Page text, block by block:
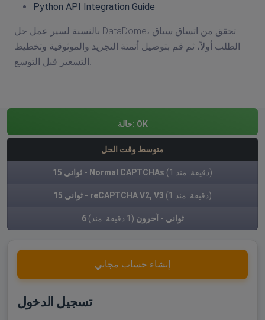
Python API Integration Guide
بالنسبة لسير عمل حل DataDome، تحقق من اتساق سياق
الطلب أولاً، ثم قم بتوصيل أتمتة التجريد والموثوقية وتخطيط
التسعير قبل التوسع.
حالة: OK
متوسط وقت الحل
15 ثواني - Normal CAPTCHAs (1 دقيقة. منذ)
15 ثواني - reCAPTCHA V2, V3 (1 دقيقة. منذ)
6 ثواني - آحرون (1 دقيقة. منذ)
إنشاء حساب مجاني
تسجيل الدخول